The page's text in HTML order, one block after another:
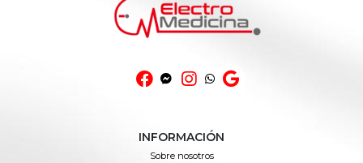
INFORMACIÓN
Sobre nosotros